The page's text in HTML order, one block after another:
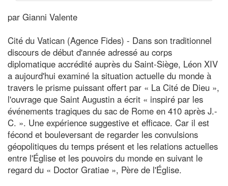
par Gianni Valente
Cité du Vatican (Agence Fides) - Dans son traditionnel
discours de début d'année adressé au corps
diplomatique accrédité auprès du Saint-Siège, Léon XIV
a aujourd'hui examiné la situation actuelle du monde à
travers le prisme puissant offert par « La Cité de Dieu »,
l'ouvrage que Saint Augustin a écrit « inspiré par les
événements tragiques du sac de Rome en 410 après J.-
C. ». Une expérience suggestive et efficace. Car il est
fécond et bouleversant de regarder les convulsions
géopolitiques du temps présent et les relations actuelles
entre l'Église et les pouvoirs du monde en suivant le
regard du « Doctor Gratiae », Père de l'Église.